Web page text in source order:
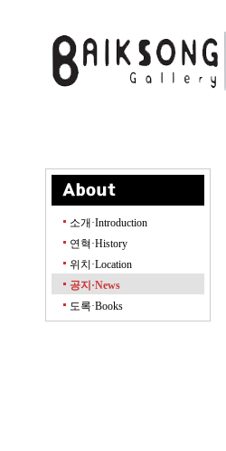
소개·Introduction
연혁·History
위치·Location
공지·News
도록·Books